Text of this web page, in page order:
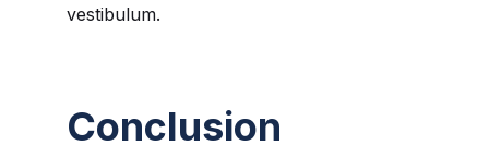
vestibulum.
Conclusion